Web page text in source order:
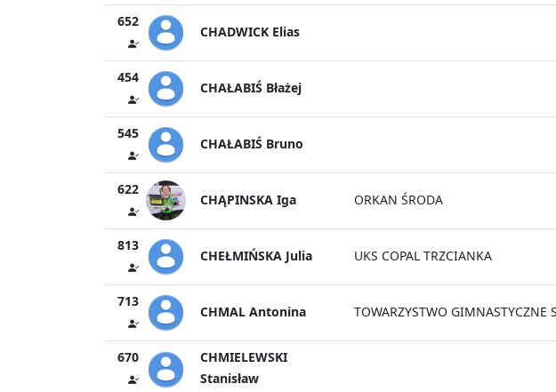
652
CHADWICK Elias
454
CHAŁABIŚ Błażej
545
CHAŁABIŚ Bruno
622
CHĄPINSKA Iga ORKAN ŚRODA
813
CHEŁMIŃSKA Julia UKS COPAL TRZCIANKA
713
CHMAL Antonina TOWARZYSTWO GIMNASTYCZNE
670
CHMIELEWSKI
Stanisław